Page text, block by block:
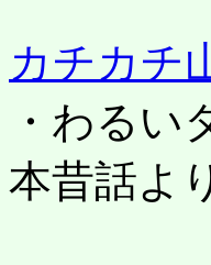
カチカチ
・わるい
本昔話よ